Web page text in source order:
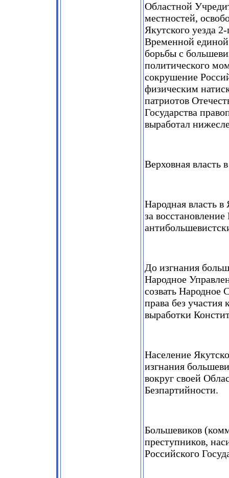
Областной
местностей,
Якутского уезда
Временной единой
борьбы с
политического
сокрушение
физическим
патриотов
Государства
выработал
Верховная власть
Народная власть
за
До изгнания
Народное
созвать Народное
права без
выработки
Население
изгнания
вокруг своей
Безпартийности.
Большевиков
преступников,
Российского